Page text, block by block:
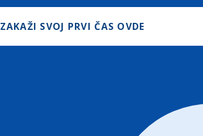
ZAKAŽI SVOJ PRVI ČAS OVDE